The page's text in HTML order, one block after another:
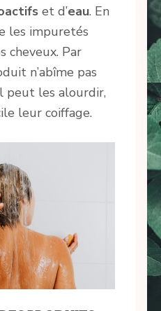
et d’eau. En
les impuretés
cheveux. Par
n’abîme pas
peut les alourdir,
leur coiffage.